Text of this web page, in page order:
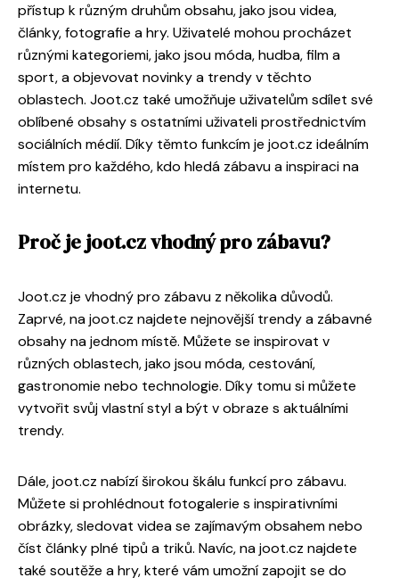
přístup k různým druhům obsahu, jako jsou videa,
články, fotografie a hry. Uživatelé mohou procházet
různými kategoriemi, jako jsou móda, hudba, film a
sport, a objevovat novinky a trendy v těchto
oblastech. Joot.cz také umožňuje uživatelům sdílet své
oblíbené obsahy s ostatními uživateli prostřednictvím
sociálních médií. Díky těmto funkcím je joot.cz ideálním
místem pro každého, kdo hledá zábavu a inspiraci na
internetu.
Proč je joot.cz vhodný pro zábavu?
Joot.cz je vhodný pro zábavu z několika důvodů.
Zaprvé, na joot.cz najdete nejnovější trendy a zábavné
obsahy na jednom místě. Můžete se inspirovat v
různých oblastech, jako jsou móda, cestování,
gastronomie nebo technologie. Díky tomu si můžete
vytvořit svůj vlastní styl a být v obraze s aktuálními
trendy.
Dále, joot.cz nabízí širokou škálu funkcí pro zábavu.
Můžete si prohlédnout fotogalerie s inspirativními
obrázky, sledovat videa se zajímavým obsahem nebo
číst články plné tipů a triků. Navíc, na joot.cz najdete
také soutěže a hry, které vám umožní zapojit se do